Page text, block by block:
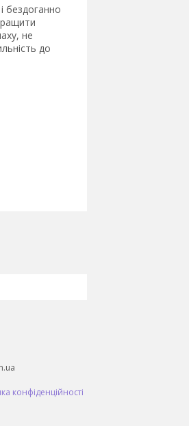
бездоганно
не
до
конфіденційності